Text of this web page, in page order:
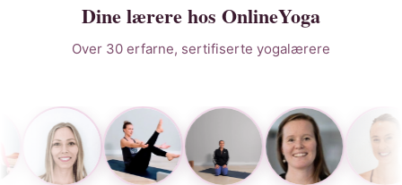
Dine lærere hos OnlineYoga
Over 30 erfarne, sertifiserte yogalærere